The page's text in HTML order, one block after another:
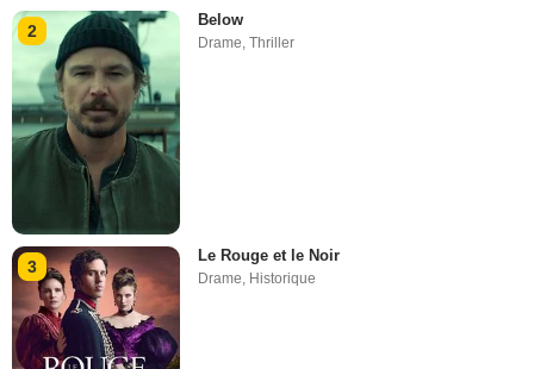
2
Below
Drame ,Thriller
3
Le Rouge et le Noir
Drame, Historique